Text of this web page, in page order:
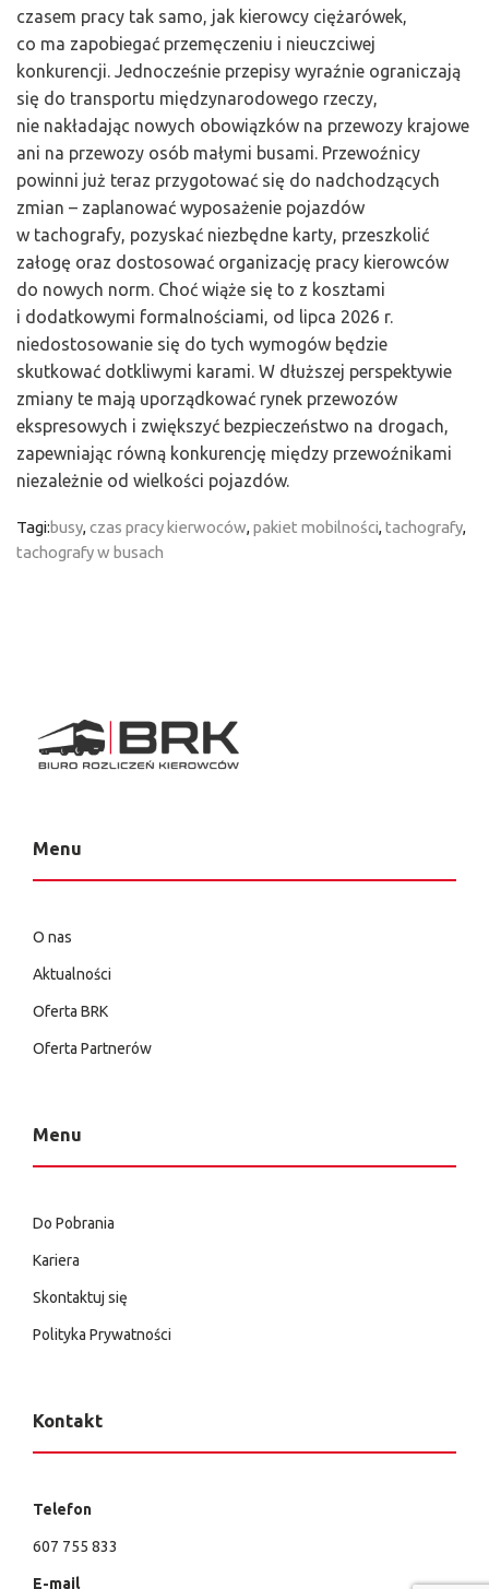
czasem pracy tak samo, jak kierowcy ciężarówek,
co ma zapobiegać przemęczeniu i nieuczciwej
konkurencji. Jednocześnie przepisy wyraźnie ograniczają
się do transportu międzynarodowego rzeczy,
nie nakładając nowych obowiązków na przewozy krajowe
ani na przewozy osób małymi busami. Przewoźnicy
powinni już teraz przygotować się do nadchodzących
zmian – zaplanować wyposażenie pojazdów
w tachografy, pozyskać niezbędne karty, przeszkolić
załogę oraz dostosować organizację pracy kierowców
do nowych norm. Choć wiąże się to z kosztami
i dodatkowymi formalnościami, od lipca 2026 r.
niedostosowanie się do tych wymogów będzie
skutkować dotkliwymi karami. W dłuższej perspektywie
zmiany te mają uporządkować rynek przewozów
ekspresowych i zwiększyć bezpieczeństwo na drogach,
zapewniając równą konkurencję między przewoźnikami
niezależnie od wielkości pojazdów.
Tagi:busy,czas pracy kierwoców,pakiet mobilności,tachografy,
tachografy w busach
Menu
O nas
Aktualności
Oferta BRK
Oferta Partnerów
Menu
Do Pobrania
Kariera
Skontaktuj się
Polityka Prywatności
Kontakt
Telefon
607 755 833
E-mail